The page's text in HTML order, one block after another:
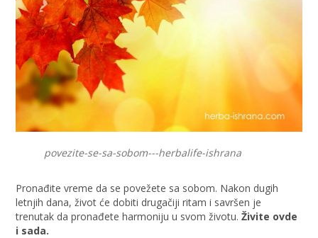
povezite-se-sa-sobom---herbalife-ishrana
Pronađite vreme da se povežete sa sobom. Nakon dugih
letnjih dana, život će dobiti drugačiji ritam i savršen je
trenutak da pronađete harmoniju u svom životu.Živite ovde
i sada.